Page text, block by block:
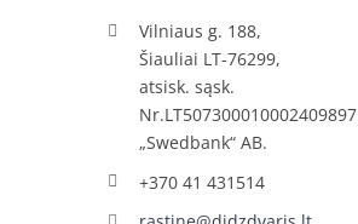
Vilniaus g. 188,
Šiauliai LT-76299,
atsisk. sąsk.
Nr.LT507300010002409897
„Swedbank“ AB.
+370 41 431514